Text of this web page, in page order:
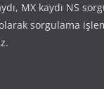
MX kaydı NS
sorgulama